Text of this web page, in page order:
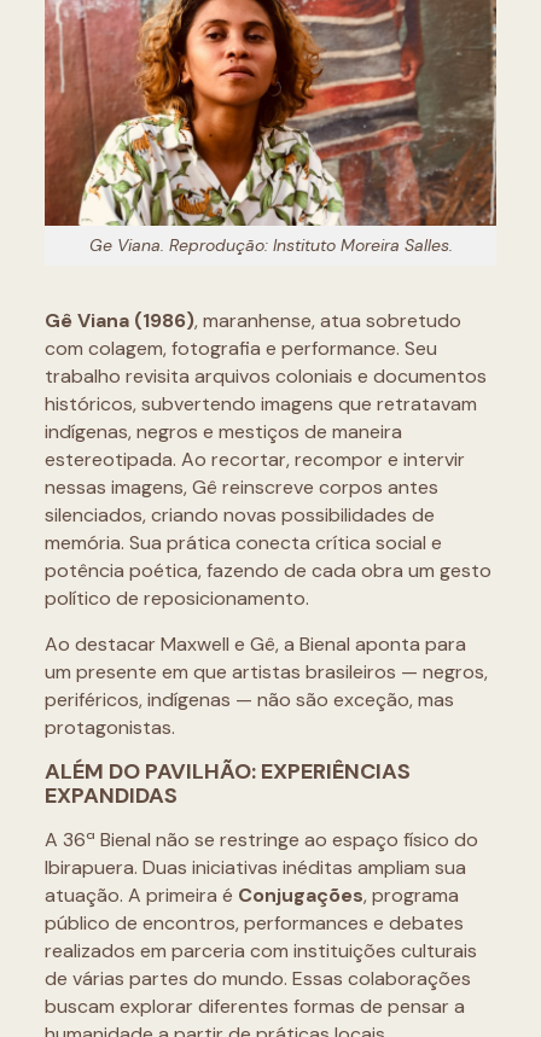
Ge Viana. Reprodução: Instituto Moreira Salles.
Gê Viana (1986), maranhense, atua sobretudo
com colagem, fotografia e performance. Seu
trabalho revisita arquivos coloniais e documentos
históricos, subvertendo imagens que retratavam
indígenas, negros e mestiços de maneira
estereotipada. Ao recortar, recompor e intervir
nessas imagens, Gê reinscreve corpos antes
silenciados, criando novas possibilidades de
memória. Sua prática conecta crítica social e
potência poética, fazendo de cada obra um gesto
político de reposicionamento.
Ao destacar Maxwell e Gê, a Bienal aponta para
um presente em que artistas brasileiros — negros,
periféricos, indígenas — não são exceção, mas
protagonistas.
ALÉM DO PAVILHÃO: EXPERIÊNCIAS
EXPANDIDAS
A 36ª Bienal não se restringe ao espaço físico do
Ibirapuera. Duas iniciativas inéditas ampliam sua
atuação. A primeira é Conjugações, programa
público de encontros, performances e debates
realizados em parceria com instituições culturais
de várias partes do mundo. Essas colaborações
buscam explorar diferentes formas de pensar a